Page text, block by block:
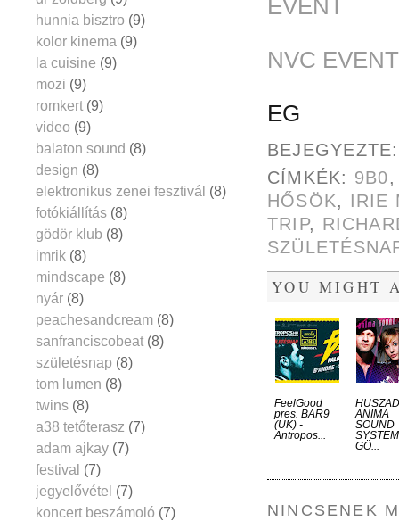
EVENT
NVC EVENT
EG
CÍMKÉK: 9B0
HŐSÖK, IRIE
TRIP,
YOU MIGHT
FeelGood
pres. BAR9
(UK) -
Antropos...
ANIMA
SOUND
GÖ...
NINCSENEK
hunnia bisztro (9)
kolor kinema (9)
la cuisine (9)
mozi (9)
romkert (9)
video (9)
balaton sound (8)
design (8)
elektronikus zenei fesztivál (8)
fotókiállítás (8)
gödör klub (8)
imrik (8)
mindscape (8)
nyár (8)
peachesandcream (8)
sanfranciscobeat (8)
születésnap (8)
tom lumen (8)
twins (8)
a38 tetőterasz (7)
adam ajkay (7)
festival (7)
jegyelővétel (7)
koncert beszámoló (7)